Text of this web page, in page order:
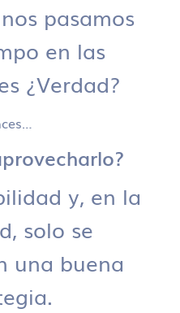
pasamos
en las
¿Verdad?
y, en la
solo se
una buena